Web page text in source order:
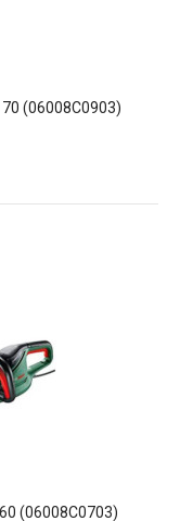
(06008C0903)
(06008C0703)